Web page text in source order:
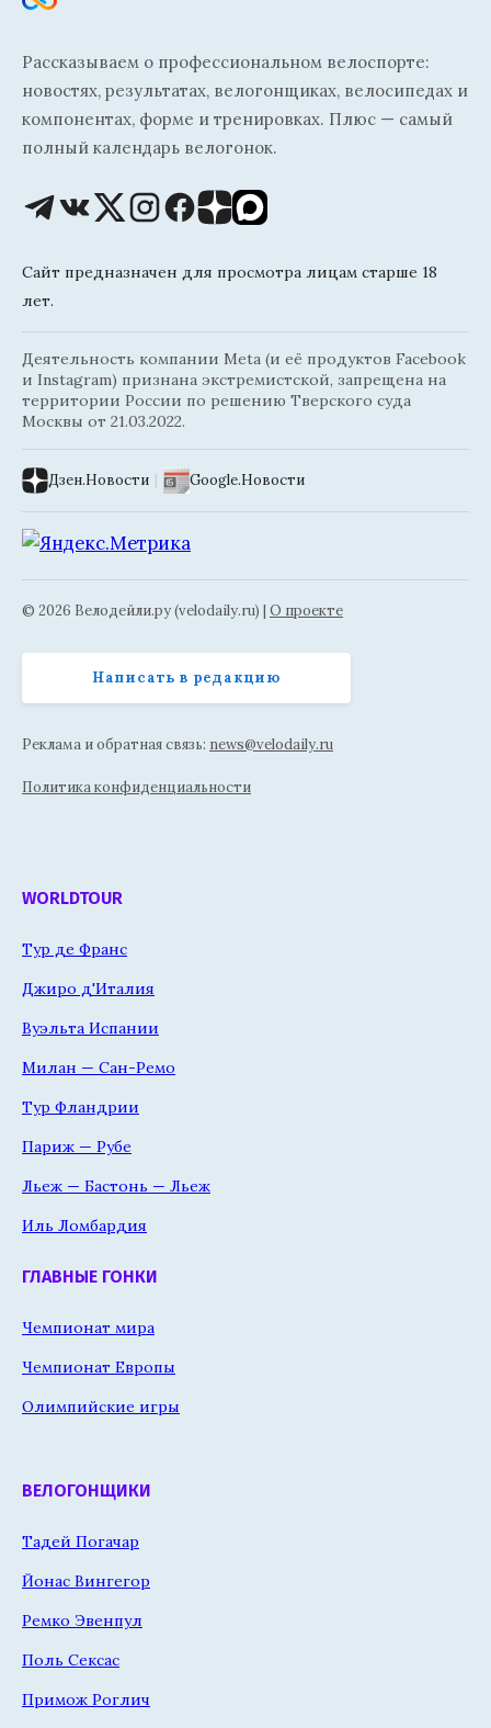
Рассказываем о профессиональном велоспорте:
новостях, результатах, велогонщиках, велосипедах и
компонентах, форме и тренировках. Плюс — самый
полный календарь велогонок.
Сайт предназначен для просмотра лицам старше 18
лет.
Деятельность компании Meta (и её продуктов Facebook
и Instagram) признана экстремистской, запрещена на
территории России по решению Тверского суда
Москвы от 21.03.2022.
Дзен.Новости | Google.Новости
© 2026 Велодейли.ру (velodaily.ru) | О проекте
Написать в редакцию
Реклама и обратная связь: news@velodaily.ru
Политика конфиденциальности
WORLDTOUR
Тур де Франс
Джиро д'Италия
Вуэльта Испании
Милан — Сан-Ремо
Тур Фландрии
Париж — Рубе
Льеж — Бастонь — Льеж
Иль Ломбардия
ГЛАВНЫЕ ГОНКИ
Чемпионат мира
Чемпионат Европы
Олимпийские игры
ВЕЛОГОНЩИКИ
Тадей Погачар
Йонас Вингегор
Ремко Эвенпул
Поль Сексас
Примож Роглич